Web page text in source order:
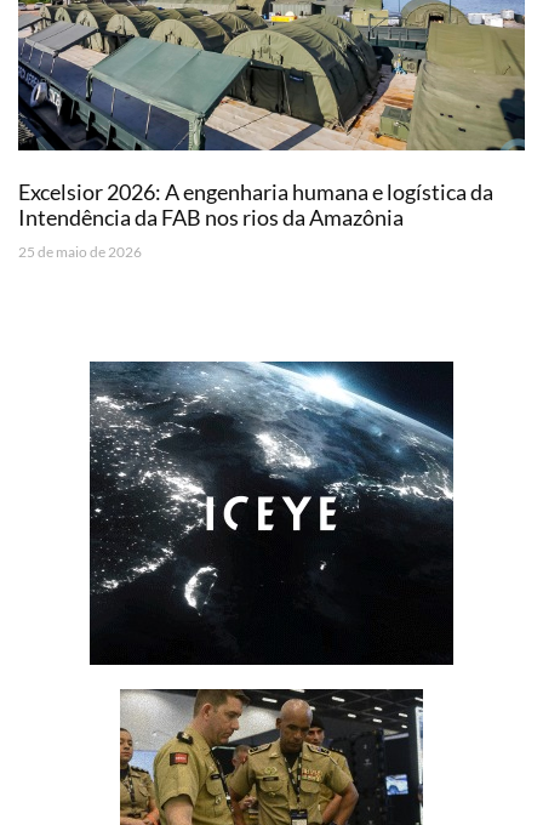
Excelsior 2026: A engenharia humana e logística da
Intendência da FAB nos rios da Amazônia
25 de maio de 2026